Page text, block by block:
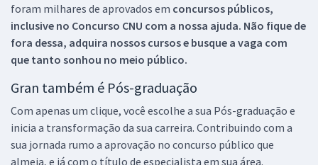
foram milhares de aprovados em concursos públicos,
inclusive no Concurso CNU com a nossa ajuda. Não fique de
fora dessa, adquira nossos cursos e busque a vaga com
que tanto sonhou no meio público.
Gran também é Pós-graduação
Com apenas um clique, você escolhe a sua Pós-graduação e
inicia a transformação da sua carreira. Contribuindo com a
sua jornada rumo a aprovação no concurso público que
almeja, e já com o título de especialista em sua área.